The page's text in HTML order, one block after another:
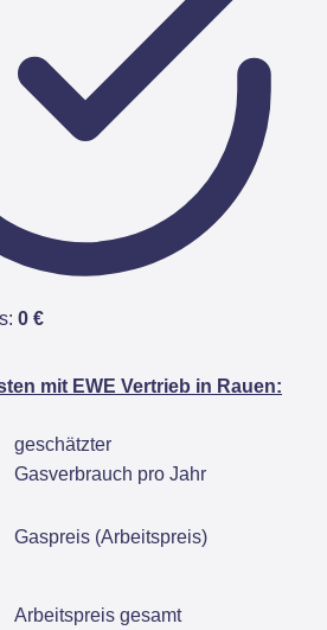
0 €
mit EWE Vertrieb in Rauen:
geschätzter
Gasverbrauch pro Jahr
Gaspreis (Arbeitspreis)
Arbeitspreis gesamt